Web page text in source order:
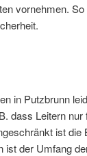
vornehmen.
in Putzbrunn
dass Leitern nur
ist die
ist der Umfang